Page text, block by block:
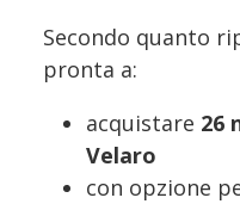
Secondo quanto
pronta a:
acquistare 26
Velaro
con opzione